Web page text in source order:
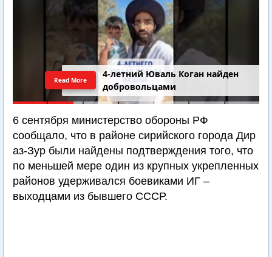
4-летний Юваль Коган найден
добровольцами
Read More
6 сентября министерство обороны РФ
сообщало, что в районе сирийского города Дир
аз-Зур были найдены подтверждения того, что
по меньшей мере один из крупных укрепленных
районов удерживался боевиками ИГ –
выходцами из бывшего СССР.